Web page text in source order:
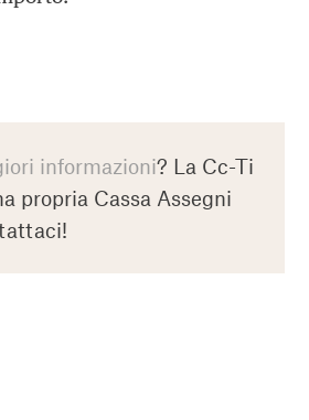
informazioni? La Cc-Ti
propria Cassa Assegni